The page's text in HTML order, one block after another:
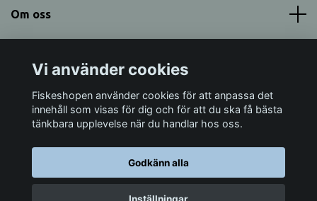
Om oss
Sociala medier
© 2026 Fiskeshopen Mörrum
Vi använder cookies
Fiskeshopen använder cookies för att anpassa det
innehåll som visas för dig och för att du ska få bästa
tänkbara upplevelse när du handlar hos oss.
Godkänn alla